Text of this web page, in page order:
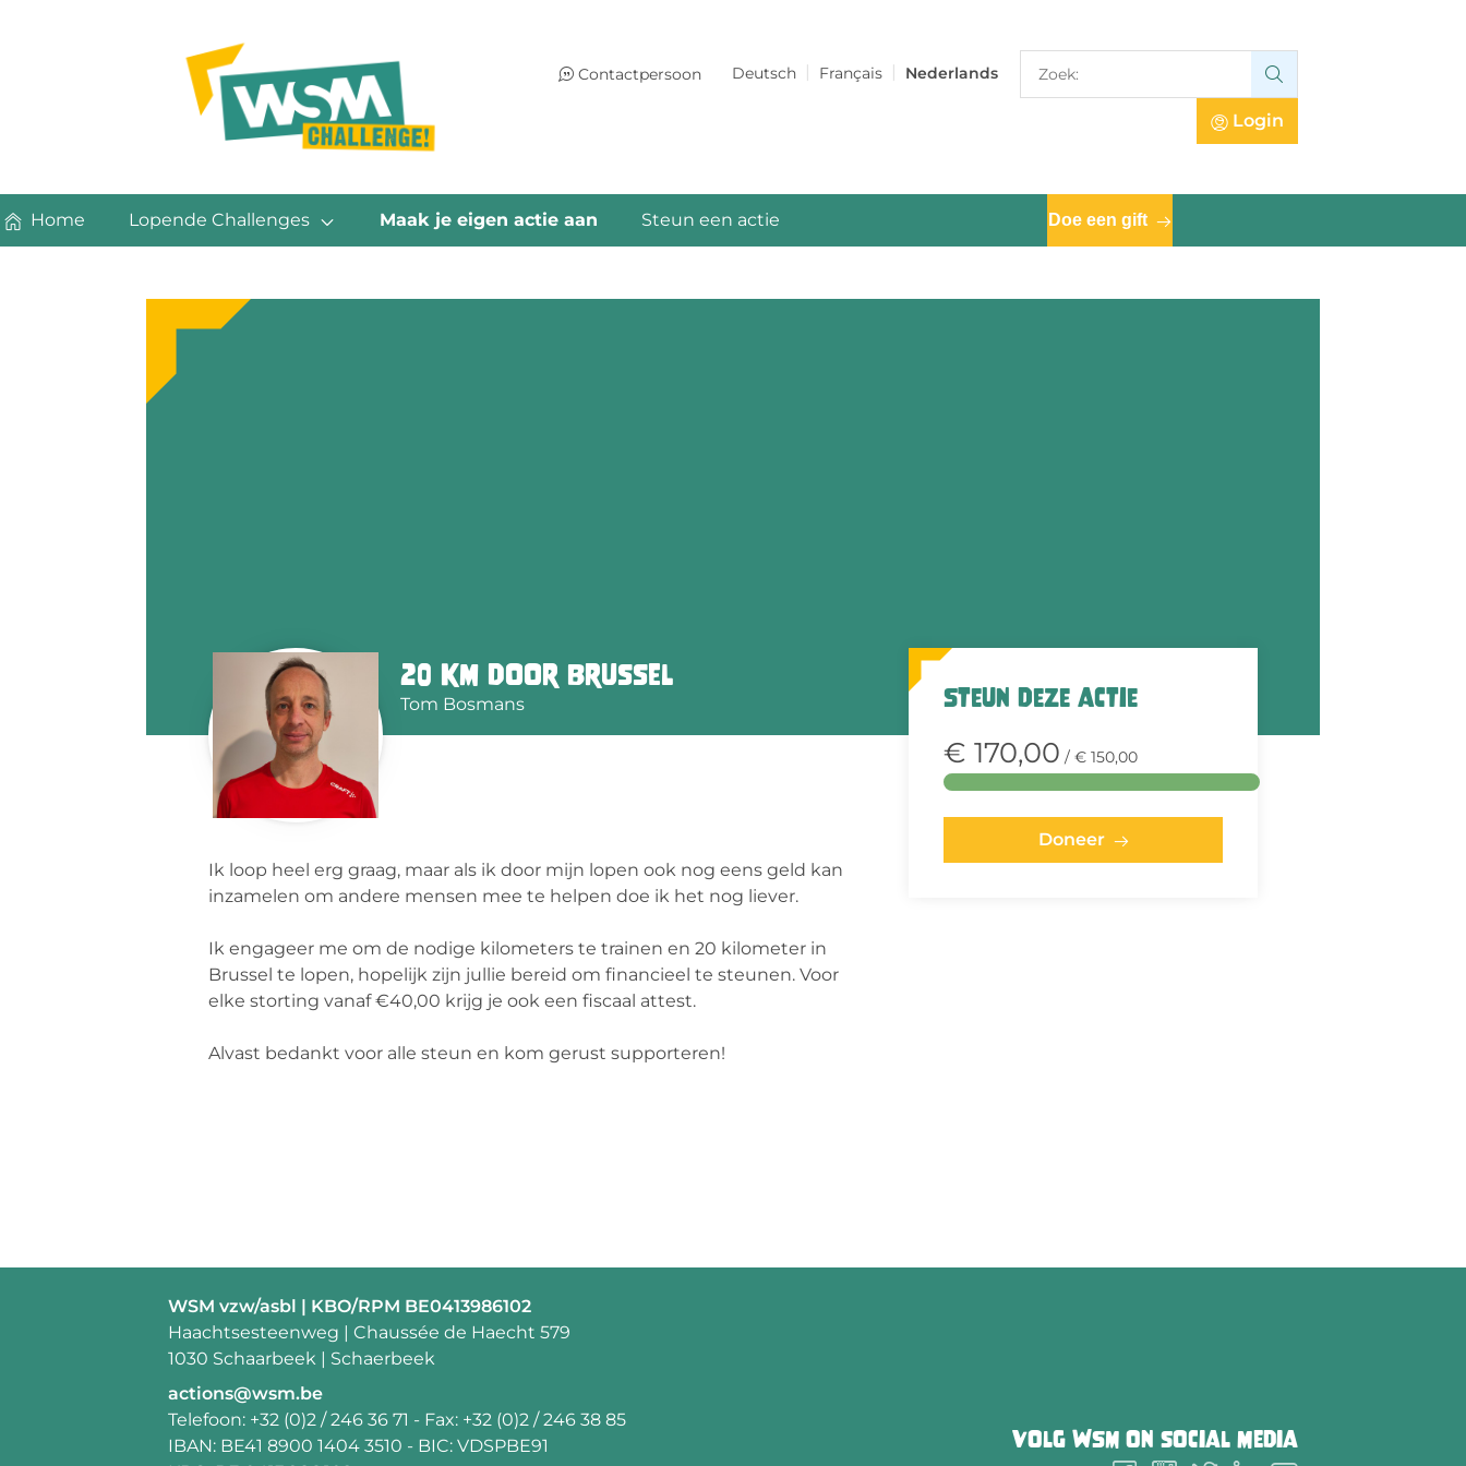
Contactpersoon Deutsch Français Nederlands
Zoek:
Login
Home Lopende Challenges Maak je eigen actie aan Steun een actie Doe een gift
20 km door Brussel
Tom Bosmans Steun deze actie
€ 170,00 / € 150,00
Doneer
Ik loop heel erg graag, maar als ik door mijn lopen ook nog eens geld kan
inzamelen om andere mensen mee te helpen doe ik het nog liever.
Ik engageer me om de nodige kilometers te trainen en 20 kilometer in
Brussel te lopen, hopelijk zijn jullie bereid om financieel te steunen. Voor
elke storting vanaf €40,00 krijg je ook een fiscaal attest.
Alvast bedankt voor alle steun en kom gerust supporteren!
Contactpersoon:
WSM vzw/asbl | KBO/RPM BE0413986102
Adres:
Haachtsesteenweg | Chaussée de Haecht 579
1030 Schaarbeek | Schaerbeek
E-
mail:
actions@wsm.be
Telefoon: +32 (0)2 / 246 36 71 - Fax: +32 (0)2 / 246 38 85
IBAN: BE41 8900 1404 3510 - BIC: VDSPBE91
VolgWSM on social media